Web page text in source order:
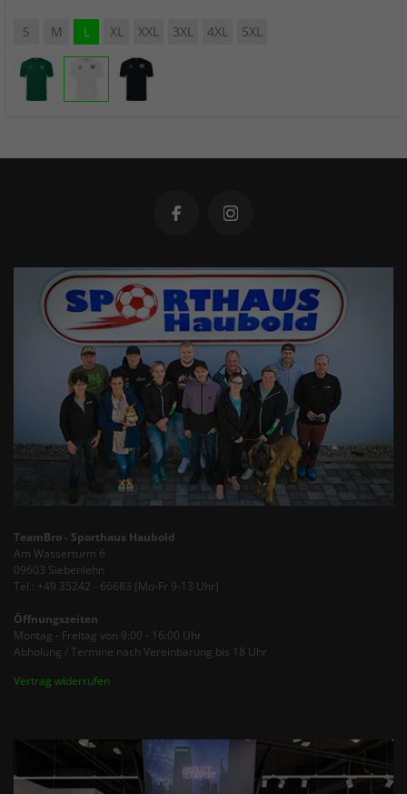
S M L XL XXL 3XL 4XL 5XL
TeamBro - Sporthaus Haubold
Am Wasserturm 6
09603 Siebenlehn
Tel.: +49 35242 - 66683 (Mo-Fr 9-13 Uhr)
Öffnungszeiten
Montag - Freitag von 9:00 - 16:00 Uhr
Abholung / Termine nach Vereinbarung bis 18 Uhr
Vertrag widerrufen